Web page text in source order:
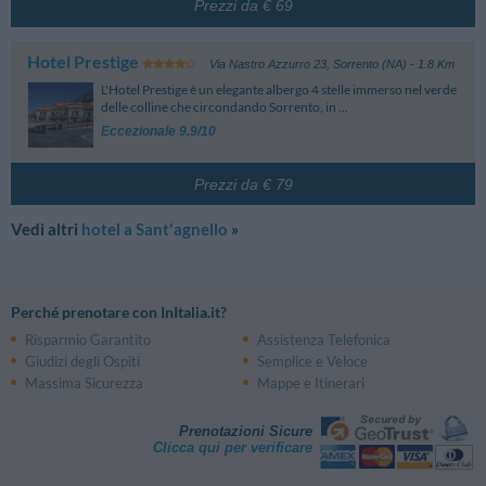
Prezzi da € 69
Hotel Prestige Via Nastro Azzurro 23, Sorrento (NA) - 1.8 Km
L'Hotel Prestige è un elegante albergo 4 stelle immerso nel verde
delle colline che circondando Sorrento, in ...
Eccezionale 9.9/10
Prezzi da € 79
Vedi altri hotel a Sant'agnello »
Perché prenotare con InItalia.it?
Risparmio Garantito
Assistenza Telefonica
Giudizi degli Ospiti
Semplice e Veloce
Massima Sicurezza
Mappe e Itinerari
Prenotazioni Sicure
Clicca qui per verificare